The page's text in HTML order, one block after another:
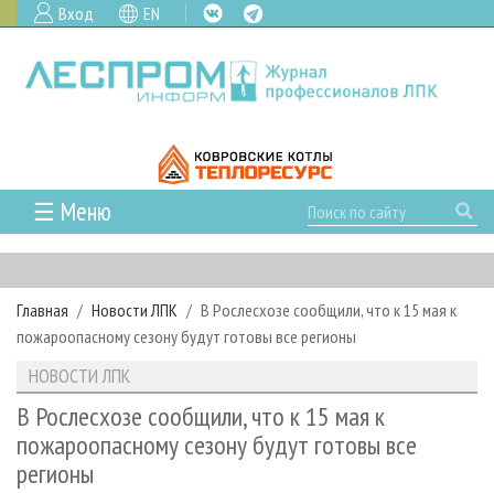
Вход EN
☰ Меню
ГЛАВНАЯ
РУБРИКИ И ТЕМЫ
РУБРИКИ ЖУРНАЛА
ЛЕСОЗАГОТОВКА
ЛЕСОПИЛЕНИЕ
ДЕРЕВООБРАБОТКА
НОВОСТИ
НОВОСТИ ЛПК
НОВОСТИ ЖУРНАЛА
НОВОСТИ КОМПАНИЙ
ПРОЕКТЫ ЛПИ
АНАЛИТИКА
ПРЕДПРИЯТИЯ ЛПК
ЛЕСНЫЕ РЕГИОНЫ РОССИИ
АРХИВ
АРХИВ ЖУРНАЛОВ
СТАТЬИ
О ЖУРНАЛЕ
ПОДПИСКА
РЕКЛАМОДАТЕЛЯМ
Главная Новости ЛПК
В Рослесхозе сообщили, что к 15 мая к
пожароопасному сезону будут готовы все регионы
НОВОСТИ ЛПК
В Рослесхозе сообщили, что к 15 мая к
пожароопасному сезону будут готовы все
регионы